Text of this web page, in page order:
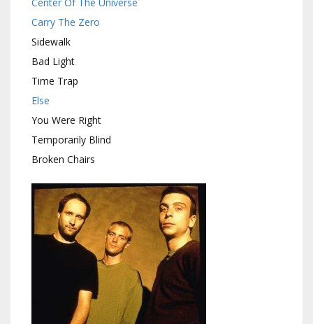
Carry The Zero
Sidewalk
Bad Light
Time Trap
Else
You Were Right
Temporarily Blind
Broken Chairs